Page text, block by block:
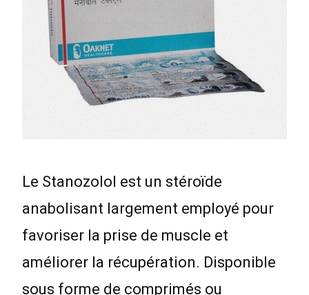
Le Stanozolol est un stéroïde
anabolisant largement employé pour
favoriser la prise de muscle et
améliorer la récupération. Disponible
sous forme de comprimés ou